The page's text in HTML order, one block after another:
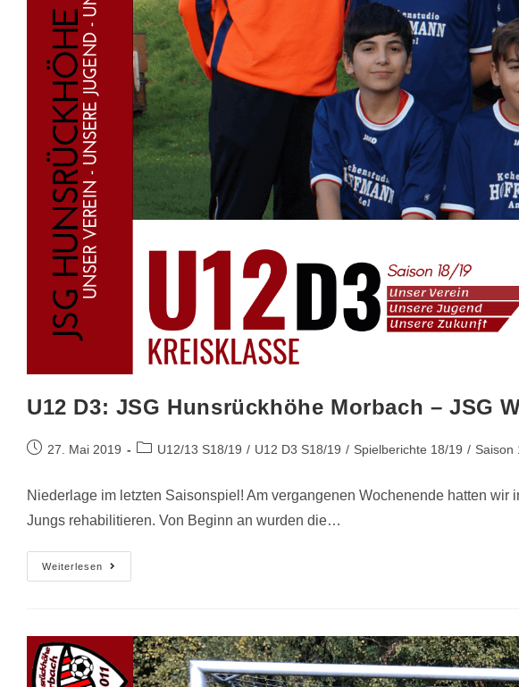
U12 D3: JSG Hunsrückhöhe Morbach – JSG
27. Mai 2019 U12/13 S18/19 / U12 D3 S18/19 / Spielberichte 18/19 / Saison
Niederlage im letzten Saisonspiel! Am vergangenen Wochenende hatten
Jungs rehabilitieren. Von Beginn an wurden die…
Weiterlesen